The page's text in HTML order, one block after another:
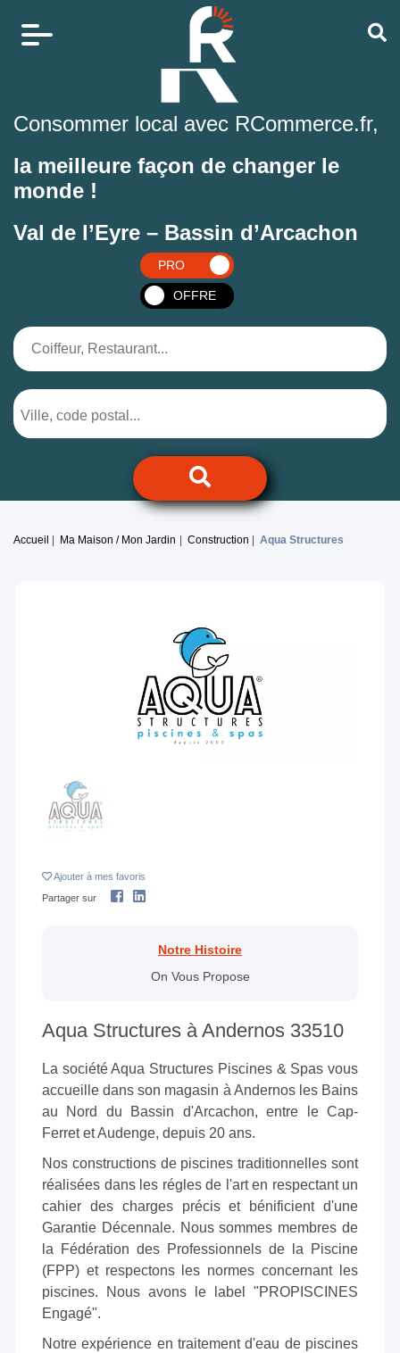
Consommer local avec RCommerce.fr,
la meilleure façon de changer le
monde !
Val de l’Eyre – Bassin d’Arcachon
PRO
OFFRE
Accueil Ma Maison / Mon Jardin Construction Aqua Structures
Ajouter à mes favoris
Partager sur
Notre Histoire
On Vous Propose
Aqua Structures à Andernos 33510
La société Aqua Structures Piscines & Spas vous
accueille dans son magasin à Andernos les Bains
au Nord du Bassin d'Arcachon, entre le Cap-
Ferret et Audenge, depuis 20 ans.
Nos constructions de piscines traditionnelles sont
réalisées dans les régles de l'art en respectant un
cahier des charges précis et bénificient d'une
Garantie Décennale. Nous sommes membres de
la Fédération des Professionnels de la Piscine
(FPP) et respectons les normes concernant les
piscines. Nous avons le label "PROPISCINES
Engagé".
Notre expérience en traitement d'eau de piscines